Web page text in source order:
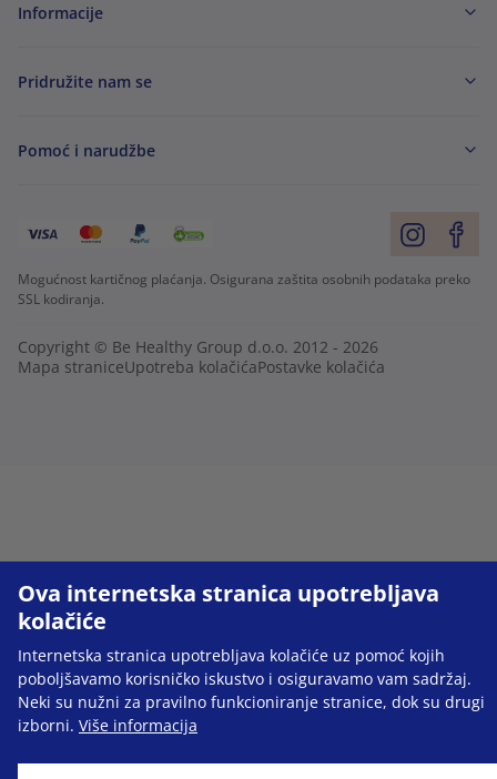
Ova internetska stranica upotrebljava
kolačiće
Internetska stranica upotrebljava kolačiće uz pomoć kojih
poboljšavamo korisničko iskustvo i osiguravamo vam sadržaj.
Neki su nužni za pravilno funkcioniranje stranice, dok su drugi
izborni. Više informacija
Informacije
Pridružite nam se
Pomoć i narudžbe
Mogućnost kartičnog plaćanja. Osigurana zaštita osobnih podataka preko
SSL kodiranja.
Copyright © Be Healthy Group d.o.o. 2012 - 2026
Mapa straniceUpotreba kolačićaPostavke kolačića